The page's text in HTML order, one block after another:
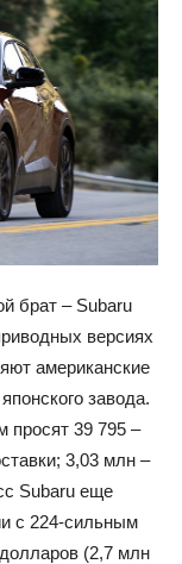
брат – Subaru
версиях
американские
завода.
просят 39 795 –
3,03 млн –
Subaru еще
с 224-сильным
(2,7 млн